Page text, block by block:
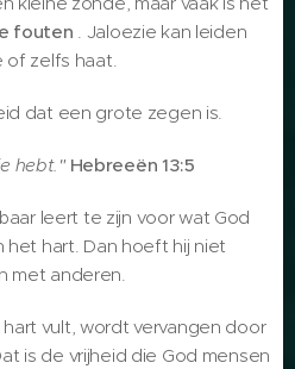
fouten . Jaloezie kan leiden
of zelfs haat.
dat een grote zegen is.
hebt." Hebreeën 13:5
leert te zijn voor wat God
hart. Dan hoeft hij niet
met anderen.
vult, wordt vervangen door
is de vrijheid die God mensen